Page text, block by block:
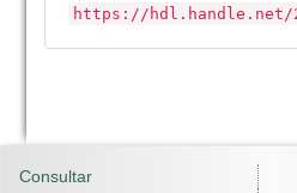
https://hdl.handle.net/
Consultar